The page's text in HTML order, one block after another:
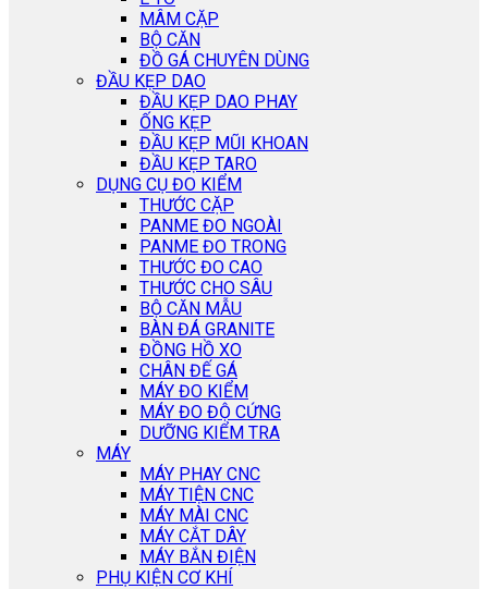
MÂM CẶP
BỘ CĂN
ĐỒ GÁ CHUYÊN DÙNG
ĐẦU KẸP DAO
ĐẦU KẸP DAO PHAY
ỐNG KẸP
ĐẦU KẸP MŨI KHOAN
ĐẦU KẸP TARO
DỤNG CỤ ĐO KIỂM
THƯỚC CẶP
PANME ĐO NGOÀI
PANME ĐO TRONG
THƯỚC ĐO CAO
THƯỚC CHO SÂU
BỘ CĂN MẪU
BÀN ĐÁ GRANITE
ĐỒNG HỒ XO
CHÂN ĐẾ GÁ
MÁY ĐO KIỂM
MÁY ĐO ĐỘ CỨNG
DƯỠNG KIỂM TRA
MÁY
MÁY PHAY CNC
MÁY TIỆN CNC
MÁY MÀI CNC
MÁY CẮT DÂY
MÁY BẮN ĐIỆN
PHỤ KIỆN CƠ KHÍ